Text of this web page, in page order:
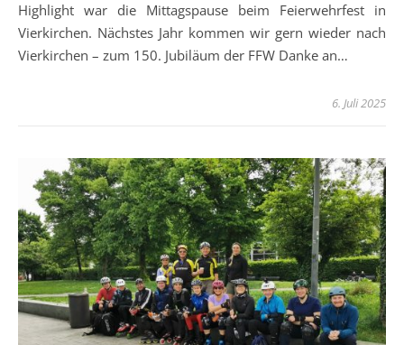
Highlight war die Mittagspause beim Feierwehrfest in
Vierkirchen. Nächstes Jahr kommen wir gern wieder nach
Vierkirchen – zum 150. Jubiläum der FFW Danke an…
6. Juli 2025